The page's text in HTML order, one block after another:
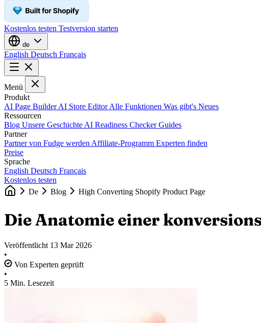
Kostenlos testen Testversion starten
de
English Deutsch Français
Menü
Produkt
AI Page BuilderAI Store EditorAlle Funktionen Was gibt's Neues
Ressourcen
Blog Unsere Geschichte AI Readiness CheckerGuides
Partner
Partner von Fudge werden Affiliate-Programm Experten finden
Preise
Sprache
English Deutsch Français
Kostenlos testen
De
Blog High Converting Shopify Product Page
Die Anatomie einer
Veröffentlicht 13 Mar 2026
•
Von Experten geprüft
•
5 Min. Lesezeit